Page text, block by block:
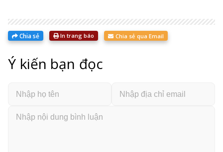
Chia sẻ In trang báo Chia sẻ qua Email
Ý kiến bạn đọc